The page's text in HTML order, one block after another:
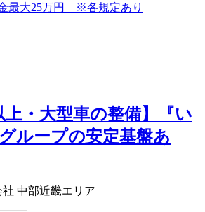
上・大型車の整備】『い
ループの安定基盤あ
中部近畿エリア